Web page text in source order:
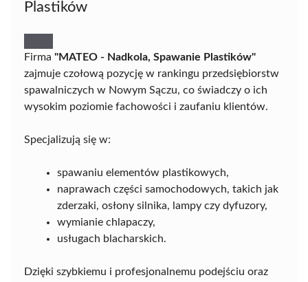
Plastików
Firma "MATEO - Nadkola, Spawanie Plastików"
zajmuje czołową pozycję w rankingu przedsiębiorstw
spawalniczych w Nowym Sączu, co świadczy o ich
wysokim poziomie fachowości i zaufaniu klientów.
Specjalizują się w:
spawaniu elementów plastikowych,
naprawach części samochodowych, takich jak
zderzaki, osłony silnika, lampy czy dyfuzory,
wymianie chlapaczy,
usługach blacharskich.
Dzięki szybkiemu i profesjonalnemu podejściu oraz